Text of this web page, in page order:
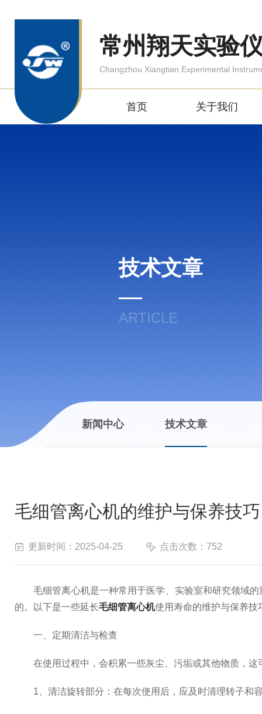
常州翔天实验
Changzhou Xiangtian Experimental
首页 关于我们
技术文章
ARTICLE
新闻中心 技术文章
毛细管离心机的维护与保养技
更新时间：2025-04-25 点击次数：752
毛细管离心机是一种常用于医学、实验室和研究领域的
的。以下是一些延长毛细管离心机使用寿命的维护与保养技
一、定期清洁与检查
在使用过程中，会积累一些灰尘、污垢或其他物质，这
1、清洁旋转部分：在每次使用后，应及时清理转子和